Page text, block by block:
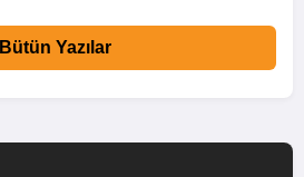
Bütün Yazılar